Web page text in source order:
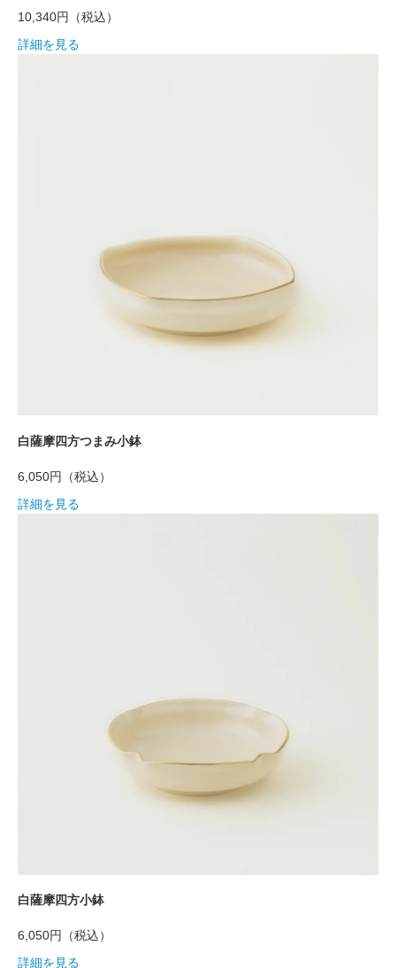
10,340円
（税込）
詳細を見る
白薩摩四方つまみ小鉢
6,050円
（税込）
詳細を見る
白薩摩四方小鉢
6,050円
（税込）
詳細を見る